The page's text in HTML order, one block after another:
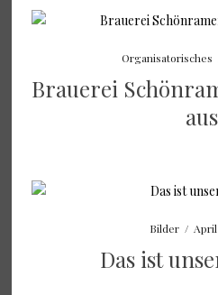
Organisatorisches
Brauerei
aus
Bilder / April
Das ist